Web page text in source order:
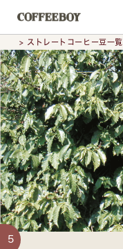
> ストレートコーヒー豆一覧
5